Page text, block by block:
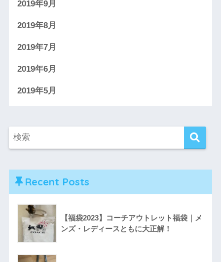
2019年9月
2019年8月
2019年7月
2019年6月
2019年5月
Recent Posts
【福袋2023】コーチアウトレット福袋｜メ
ンズ・レディースともに大正解！